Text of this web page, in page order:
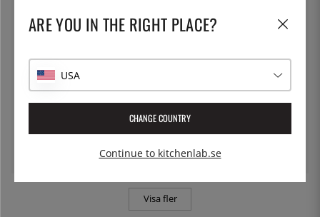
FRUTOS SECOS AURO
Friterade Marconamandlar, 125
ÖSTLIN
Gastrosked / serveringssked
75:-
Visa fler
ARE YOU IN THE RIGHT PLACE?
USA
CHANGE COUNTRY
Continue to kitchenlab.se